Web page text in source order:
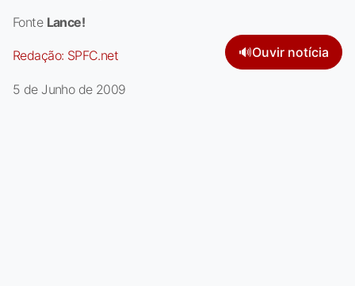
Fonte Lance!
Redação: SPFC.net 🔊Ouvir notícia
5 de Junho de 2009